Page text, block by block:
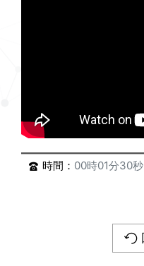
時間： 00時01分30秒